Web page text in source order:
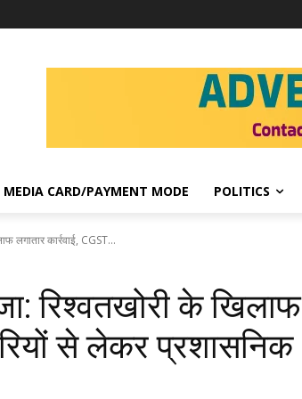
MEDIA CARD/PAYMENT MODE POLITICS
लगातार कार्रवाई, CGST...
रिश्वतखोरी के खिलाफ
से लेकर प्रशासनिक